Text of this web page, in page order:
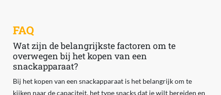
FAQ
Wat zijn de belangrijkste factoren om te
overwegen bij het kopen van een
snackapparaat?
Bij het kopen van een snackapparaat is het belangrijk om te
kijken naar de capaciteit, het type snacks dat je wilt bereiden en